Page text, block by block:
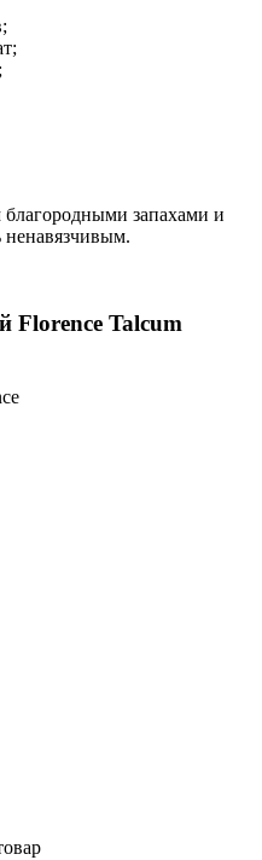
запахами и
ненавязчивым.
Florence Talcum